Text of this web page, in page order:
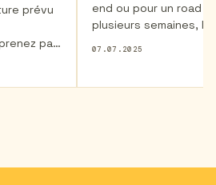
prévu
pas
end ou pour un road
plusieurs semaines,
tous nos conseils
07.07.2025